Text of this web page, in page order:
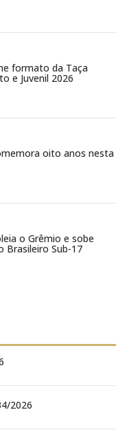
formato da Taça
e Juvenil 2026
oito anos nesta
o Grêmio e sobe
Brasileiro Sub-17
2026